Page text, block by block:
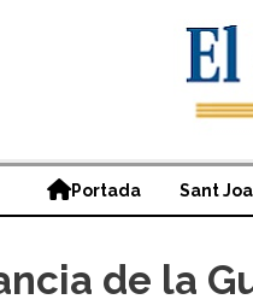
Portada Sant
de la